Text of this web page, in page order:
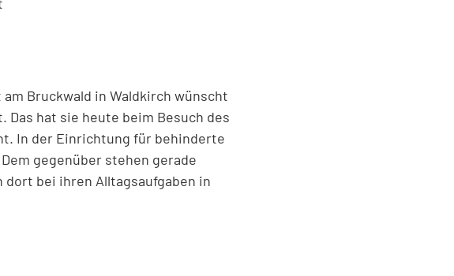
Bruckwald in Waldkirch wünscht
hat sie heute beim Besuch des
In der Einrichtung für behinderte
gegenüber stehen gerade
dort bei ihren Alltagsaufgaben in